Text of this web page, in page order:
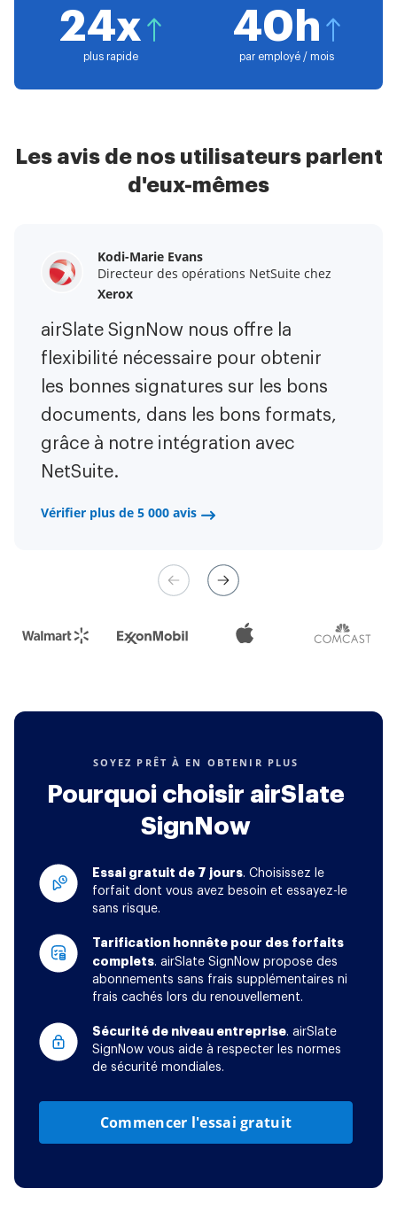
24x
plus rapide
40h
par employé / mois
Les avis de nos utilisateurs parlent
d'eux-mêmes
Kodi-Marie Evans
Directeur des opérations NetSuite chez
Xerox
airSlate SignNow nous offre la
flexibilité nécessaire pour obtenir
les bonnes signatures sur les bons
documents, dans les bons formats,
grâce à notre intégration avec
NetSuite.
Vérifier plus de 5 000 avis
Samantha Jo
Partenaire Entreprise Client chezYelp
airSlate SignNow m'a facilité la vie.
C'est énorme de pouvoir signer des
contrats en déplacement ! Il est
désormais moins stressant de faire
les choses efficacement et
rapidement.
Megan Bond
Gestion du marketing numérique chez
Electrolux
Ce logiciel a ajouté de la valeur à
notre entreprise. J'ai éliminé les
tâches répétitives. Je peux créer
des formulaires web natifs mobiles.
Maintenant, je peux facilement
établir des contrats de paiement via
Vérifier plus de 5 000 avis
SOYEZ PRÊT À EN OBTENIR PLUS
Pourquoi choisir airSlate
SignNow
Essai gratuit de 7 jours. Choisissez le
forfait dont vous avez besoin et essayez-le
sans risque.
Tarification honnête pour des forfaits
complets. airSlate SignNow propose des
abonnements sans frais supplémentaires ni
frais cachés lors du renouvellement.
Sécurité de niveau entreprise. airSlate
SignNow vous aide à respecter les normes
de sécurité mondiales.
Commencer l'essai gratuit